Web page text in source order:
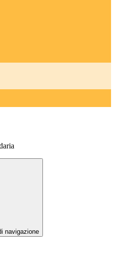
navigazione